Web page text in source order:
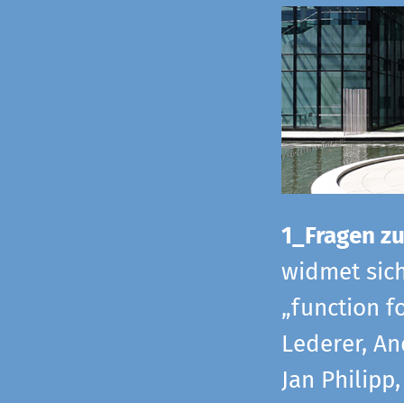
1_Fragen
widmet
„function
Lederer,
Jan